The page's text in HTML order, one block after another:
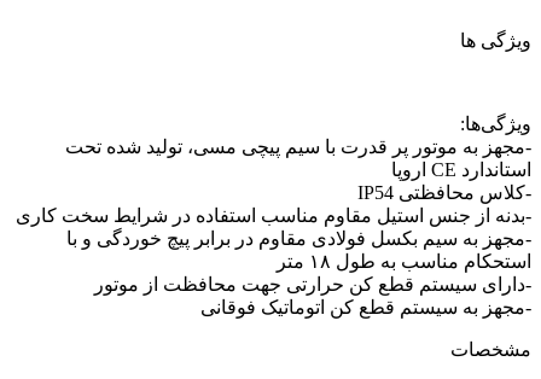
ویژگی ها
ویژگی‌ها:
-مجهز به موتور پر قدرت با سیم پیچی مسی، تولید شده تحت
استاندارد CE اروپا
-کلاس محافظتی IP54
-بدنه از جنس استیل مقاوم مناسب استفاده در شرایط سخت کاری
-مجهز به سیم بکسل فولادی مقاوم در برابر پیچ خوردگی و با
استحکام مناسب به طول ۱۸ متر
-دارای سیستم قطع کن حرارتی جهت محافظت از موتور
-مجهز به سیستم قطع کن اتوماتیک فوقانی
مشخصات